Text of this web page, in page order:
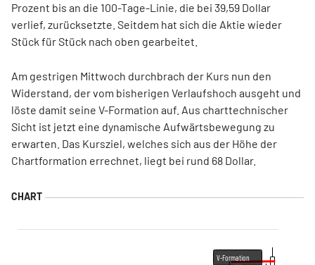
Prozent bis an die 100-Tage-Linie, die bei 39,59 Dollar
verlief, zurücksetzte. Seitdem hat sich die Aktie wieder
Stück für Stück nach oben gearbeitet.
Am gestrigen Mittwoch durchbrach der Kurs nun den
Widerstand, der vom bisherigen Verlaufshoch ausgeht und
löste damit seine V-Formation auf. Aus charttechnischer
Sicht ist jetzt eine dynamische Aufwärtsbewegung zu
erwarten. Das Kursziel, welches sich aus der Höhe der
Chartformation errechnet, liegt bei rund 68 Dollar.
V-Formation